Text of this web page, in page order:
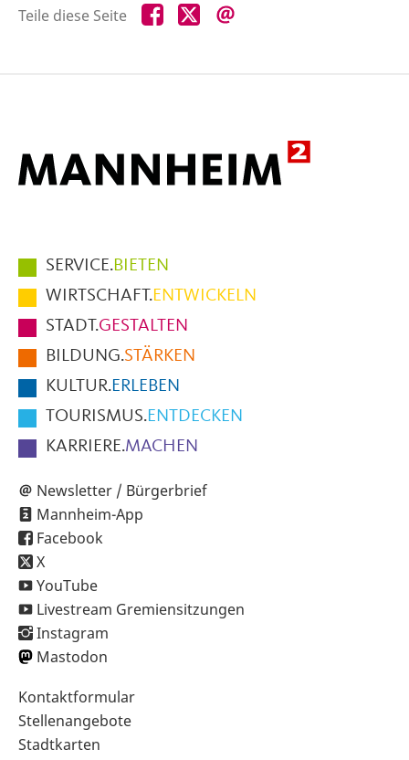
Teile diese Seite Teile
diese
Teile
diese
Hauptmenüpunkte
im
Fußbereich
der
Seite
SERVICE.BIETEN
WIRTSCHAFT.ENTWICKELN
STADT.GESTALTEN
BILDUNG.STÄRKEN
KULTUR.ERLEBEN
TOURISMUS.ENTDECKEN
KARRIERE.MACHEN
Newsletter / Bürgerbrief
Mannheim-App
Facebook
X
YouTube
Livestream Gremiensitzungen
Instagram
Mastodon
Sekundärnavigation
im
Fußbereich
Kontaktformular
Stellenangebote
Stadtkarten